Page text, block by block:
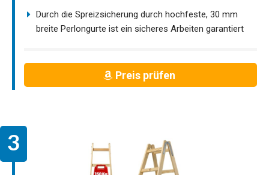
Durch die Spreizsicherung durch hochfeste, 30 mm
breite Perlongurte ist ein sicheres Arbeiten garantiert
Preis prüfen